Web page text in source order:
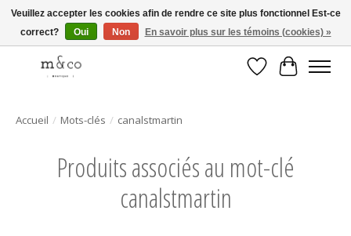
Livraison gratuite avec tout achat de 250$ et plus
Liste dePanier
Accueil / Mots-clés / canalstmartin
Produits associés au mot-clé
canalstmartin
Veuillez accepter les cookies afin de rendre ce site plus fonctionnel Est-ce
correct?
Oui Non En savoir plus sur les témoins (cookies) »